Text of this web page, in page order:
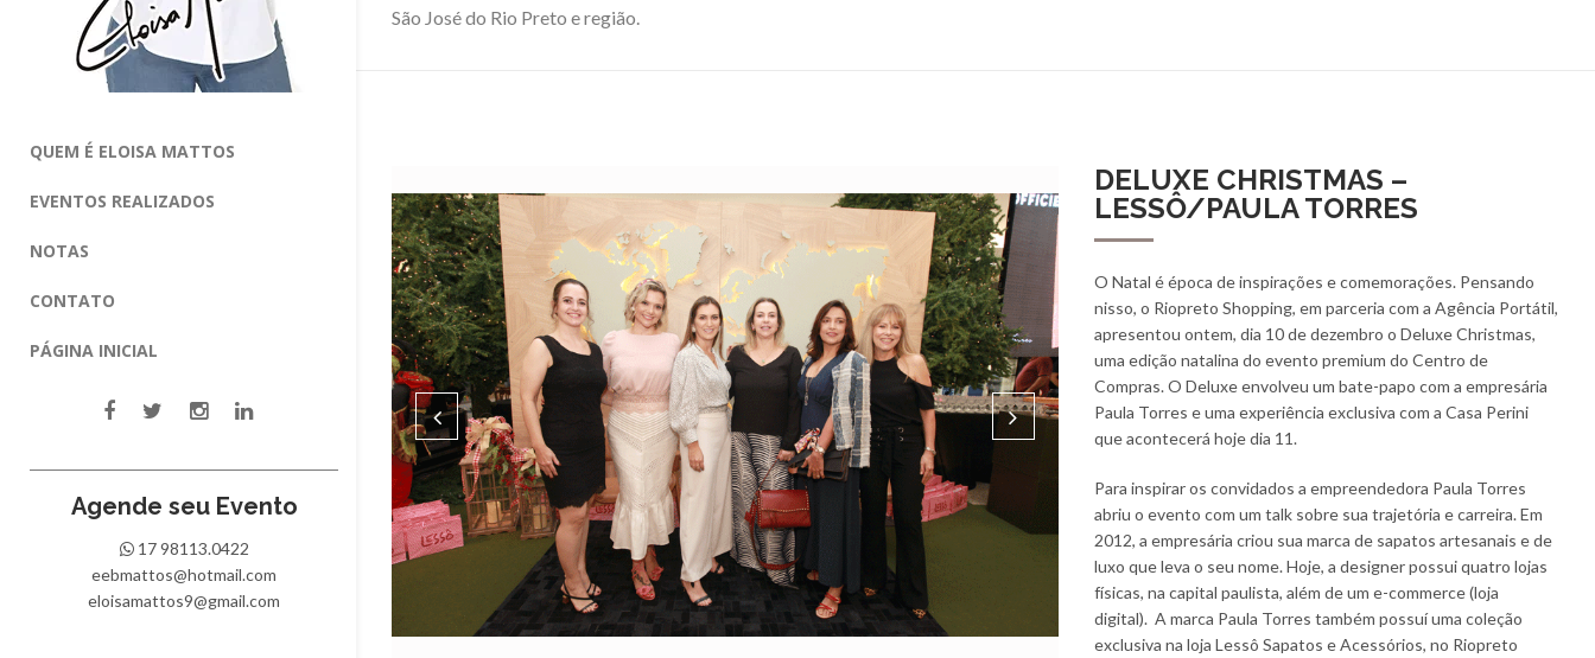
QUEM É ELOISA MATTOS
EVENTOS REALIZADOS
NOTAS
CONTATO
PÁGINA INICIAL
Agende seu Evento
17 98113.0422
eebmattos@hotmail.com
eloisamattos9@gmail.com
São José do Rio Preto e região.
DELUXE CHRISTMAS –
LESSÔ/PAULA TORRES
O Natal é época de inspirações e comemorações. Pensando
nisso, o Riopreto Shopping, em parceria com a Agência Portátil,
apresentou ontem, dia 10 de dezembro o Deluxe Christmas,
uma edição natalina do evento premium do Centro de
Compras. O Deluxe envolveu um bate-papo com a empresária
Paula Torres e uma experiência exclusiva com a Casa Perini
que acontecerá hoje dia 11.
Para inspirar os convidados a empreendedora Paula Torres
abriu o evento com um talk sobre sua trajetória e carreira. Em
2012, a empresária criou sua marca de sapatos artesanais e de
luxo que leva o seu nome. Hoje, a designer possui quatro lojas
físicas, na capital paulista, além de um e-commerce (loja
digital). A marca Paula Torres também possuí uma coleção
exclusiva na loja Lessô Sapatos e Acessórios, no Riopreto